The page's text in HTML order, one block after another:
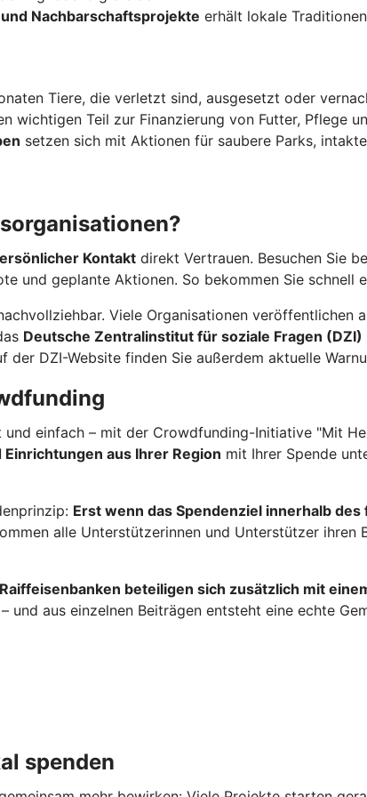
Nachbarschaftsprojekte erhält lokale
Tiere, die verletzt sind, ausgesetzt oder
wichtigen Teil zur Finanzierung von Futter, Pflege
setzen sich mit Aktionen für saubere Parks,
Kontakt direkt Vertrauen. Besuchen Sie
und geplante Aktionen. So bekommen Sie
Viele Organisationen veröffentlichen
Deutsche Zentralinstitut für soziale Fragen (DZI)
der DZI-Website finden Sie außerdem aktuelle
einfach – mit der Crowdfunding-Initiative "Mit
aus Ihrer Region mit Ihrer Spende
Erst wenn das Spendenziel innerhalb
alle Unterstützerinnen und Unterstützer
beteiligen sich zusätzlich mit
und aus einzelnen Beiträgen entsteht eine echte
spenden